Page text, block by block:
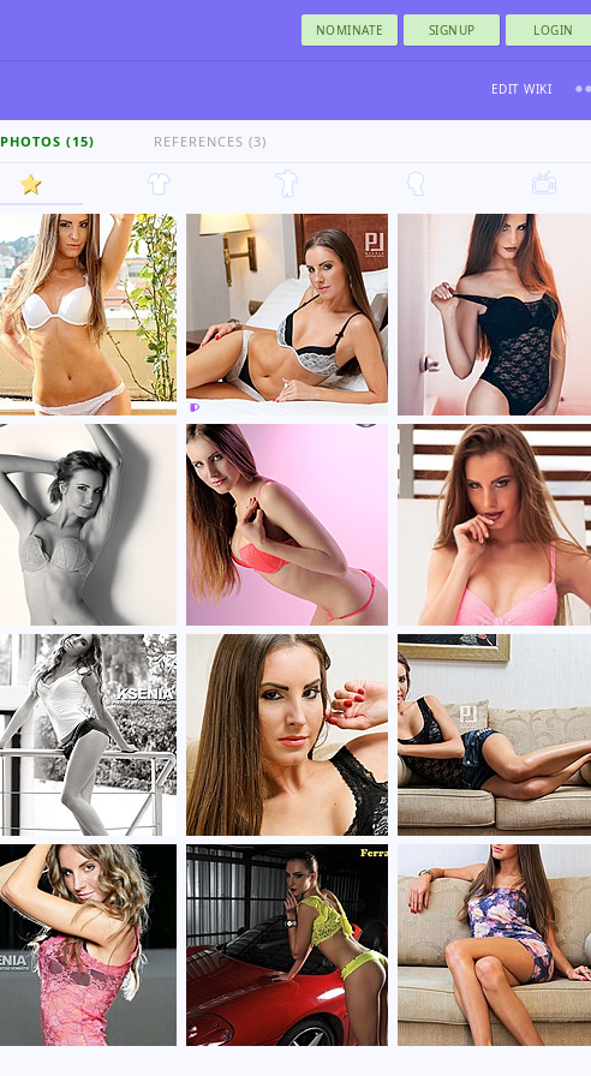
NOMINATE SIGNUP LOGIN
EDIT WIKI
PHOTOS (15) REFERENCES (3)